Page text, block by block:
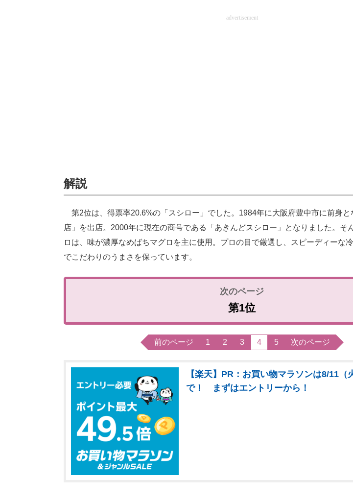
advertisement
解説
第2位は、得票率20.6%の「スシロー」でした。1984年に大阪府豊中市に前身と
店」を出店。2000年に現在の商号である「あきんどスシロー」となりました。そ
ロは、味が濃厚なめばちマグロを主に使用。プロの目で厳選し、スピーディーな
でこだわりのうまさを保っています。
第1位
前のページ 1 2 3 4 5 次のページ
【楽天】PR：お買い物マラソンは8/11（
で！ まずはエントリーから！